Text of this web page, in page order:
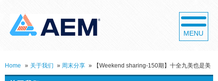
MENU
Home » 关于我们 » 周末分享 » 【Weekend sharing-150期】十全九美也是美